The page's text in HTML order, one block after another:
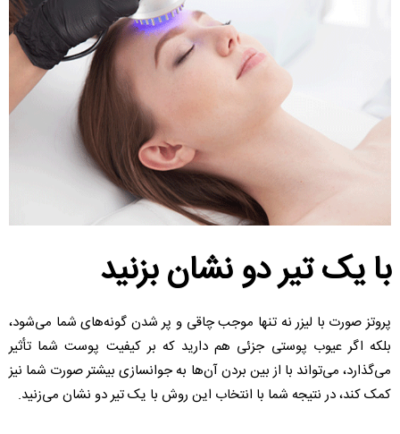
با یک تیر دو نشان بزنید
پروتز صورت با لیزر نه تنها موجب چاقی و پر شدن گونه‌های شما می‌شود،
بلکه اگر عیوب پوستی جزئی هم دارید که بر کیفیت پوست شما تأثیر
می‌گذارد، می‌تواند با از بین بردن آن‌ها به جوانسازی بیشتر صورت شما نیز
کمک کند، در نتیجه شما با انتخاب این روش با یک تیر دو نشان می‌زنید.